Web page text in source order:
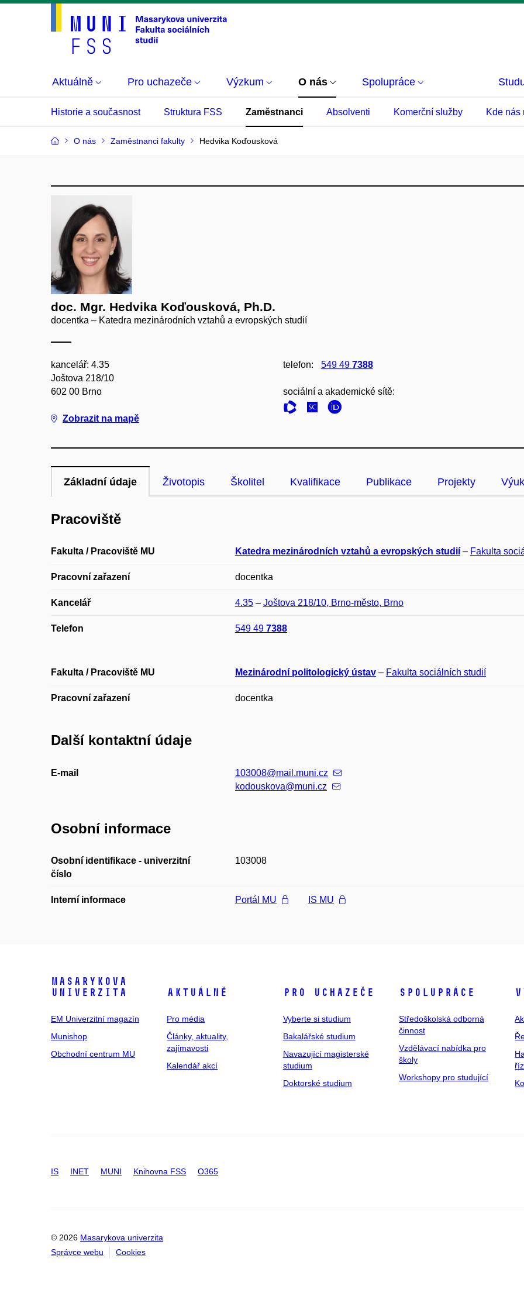
Aktuálně Pro uchazeče Výzkum O nás Spolupráce
Historie a současnost Struktura FSS Zaměstnanci Absolventi Komerční služby Kde nás
O nás Zaměstnanci fakulty Hedvika Koďousková
doc. Mgr. Hedvika Koďousková, Ph.D.
docentka – Katedra mezinárodních vztahů a evropských studií
kancelář: 4.35
Joštova 218/10
602 00 Brno
Zobrazit na mapě
telefon: 549 49 7388
sociální a akademické sítě:
Základní údaje Životopis Školitel Kvalifikace Publikace Projekty
Pracoviště
Fakulta / Pracoviště MU Katedra mezinárodních vztahů a evropských studií – Fakulta
Pracovní zařazení docentka
Kancelář 4.35 – Joštova 218/10, Brno-město, Brno
Telefon 549 49 7388
Fakulta / Pracoviště MU Mezinárodní politologický ústav – Fakulta sociálních studií
Pracovní zařazení docentka
Další kontaktní údaje
E-mail
103008@mail.muni.cz
kodouskova@muni.cz
Osobní informace
Osobní identifikace - univerzitní
číslo
103008
Interní informace Portál MU IS MU
Masarykova
univerzita
EM Univerzitní magazín
Munishop
Obchodní centrum MU
Aktuálně
Pro média
Články, aktuality,
zajímavosti
Kalendář akcí
Pro uchazeče
Vyberte si studium
Bakalářské studium
Navazující magisterské
studium
Doktorské studium
Spolupráce
Středoškolská odborná
činnost
Vzdělávací nabídka pro
školy
Workshopy pro studující
IS INET MUNI Knihovna FSS O365
© 2026 Masarykova univerzita
Správce webu
Cookies